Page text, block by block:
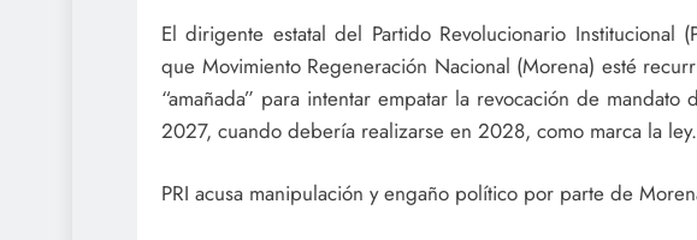
El dirigente estatal del Partido Revolucionario Institucional
que Movimiento Regeneración Nacional (Morena) esté
“amañada” para intentar empatar la revocación de
2027, cuando debería realizarse en 2028, como marca la ley.
PRI acusa manipulación y engaño político por parte de